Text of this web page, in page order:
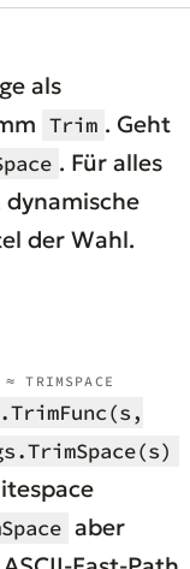
als
Trim . Geht
. Für alles
der Wahl.
TRIMSPACE
aber